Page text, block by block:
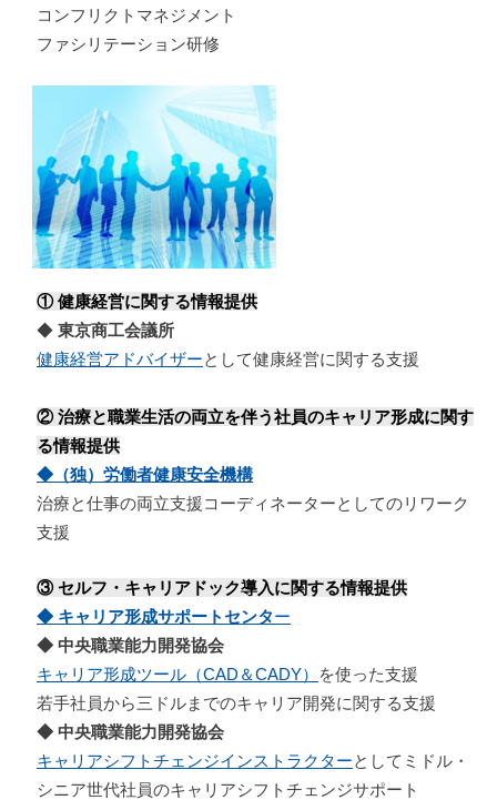
コンフリクトマネジメント
ファシリテーション研修
① 健康経営に関する情報提供
◆ 東京商工会議所
健康経営アドバイザーとして健康経営に関する支援
② 治療と職業生活の両立を伴う社員のキャリア形成に関す
る情報提供
◆（独）労働者健康安全機構
治療と仕事の両立支援コーディネーターとしてのリワーク
支援
③ セルフ・キャリアドック導入に関する情報提供
◆ キャリア形成サポートセンター
◆ 中央職業能力開発協会
キャリア形成ツール（CAD＆CADY）
を使った支援
若手社員から三ドルまでのキャリア開発に関する支援
◆ 中央職業能力開発協会
キャリアシフトチェンジインストラクターとしてミドル・
シニア世代社員のキャリアシフトチェンジサポート